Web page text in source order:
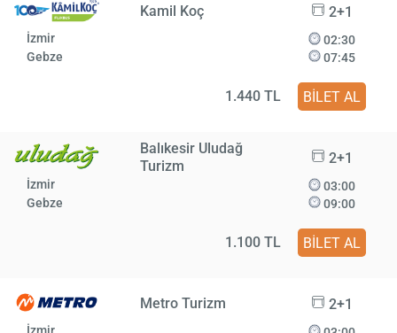
Kamil Koç 2+1
İzmir
Gebze
02:30
07:45
1.440 TL BİLET AL
Balıkesir Uludağ
Turizm
2+1
İzmir
Gebze
03:00
09:00
1.100 TL BİLET AL
Metro Turizm 2+1